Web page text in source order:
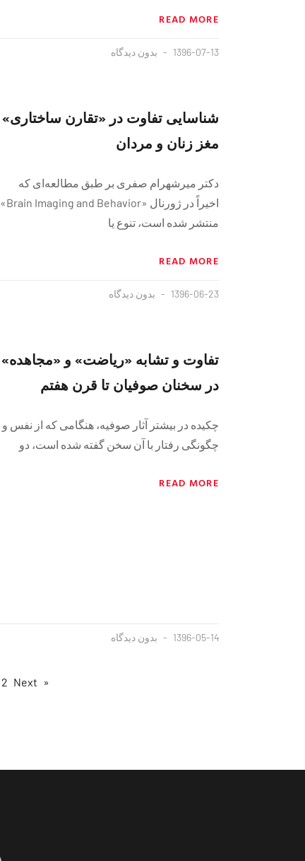
READ MORE
1396-07-13 بدون دیدگاه
شناسایی تفاوت در «تقارن ساختاری»
مغز زنان و مردان
دکتر میرشهرام صفری بر طبق مطالعه‌ای که
اخیراً در ژورنال «Brain Imaging and Behavior»
منتشر شده است، تنوع یا
READ MORE
1396-06-23 بدون دیدگاه
تفاوت و تشابه «ریاضت» و «مجاهده»
در سخنان صوفیان تا قرن هفتم
چکیده در بیشتر آثار صوفیه، هنگامی که از نفس و
چگونگی رفتار با آن سخن گفته شده است، دو
READ MORE
1396-05-14 بدون دیدگاه
« Previous
2 Next »